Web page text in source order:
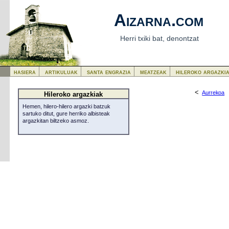
Aizarna.com
Herri txiki bat, denontzat
<Aurrekoa
Hileroko argazkiak
Hemen, hilero-hilero argazki batzuk
sartuko ditut, gure herriko albisteak
argazkitan biltzeko asmoz.
hasiera artikuluak santa engrazia meatzeak hileroko